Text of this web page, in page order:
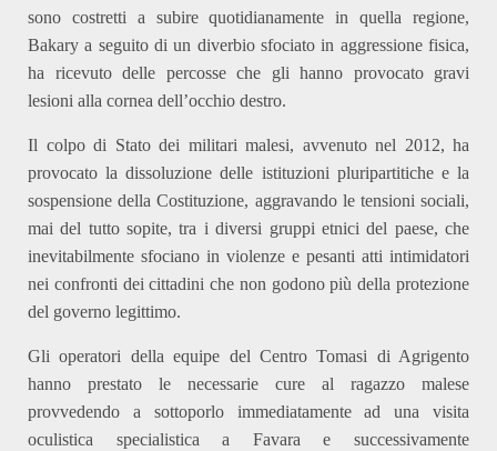
sono costretti a subire quotidianamente in quella regione,
Bakary a seguito di un diverbio sfociato in aggressione fisica,
ha ricevuto delle percosse che gli hanno provocato gravi
lesioni alla cornea dell’occhio destro.
Il colpo di Stato dei militari malesi, avvenuto nel 2012, ha
provocato la dissoluzione delle istituzioni pluripartitiche e la
sospensione della Costituzione, aggravando le tensioni sociali,
mai del tutto sopite, tra i diversi gruppi etnici del paese, che
inevitabilmente sfociano in violenze e pesanti atti intimidatori
nei confronti dei cittadini che non godono più della protezione
del governo legittimo.
Gli operatori della equipe del Centro Tomasi di Agrigento
hanno prestato le necessarie cure al ragazzo malese
provvedendo a sottoporlo immediatamente ad una visita
oculistica specialistica a Favara e successivamente